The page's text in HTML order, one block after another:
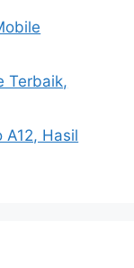
Terbaik,
A12, Hasil